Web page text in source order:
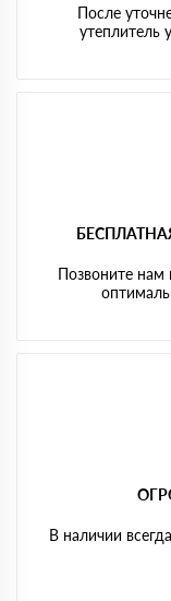
После
утеплитель
Позвоните
В наличии